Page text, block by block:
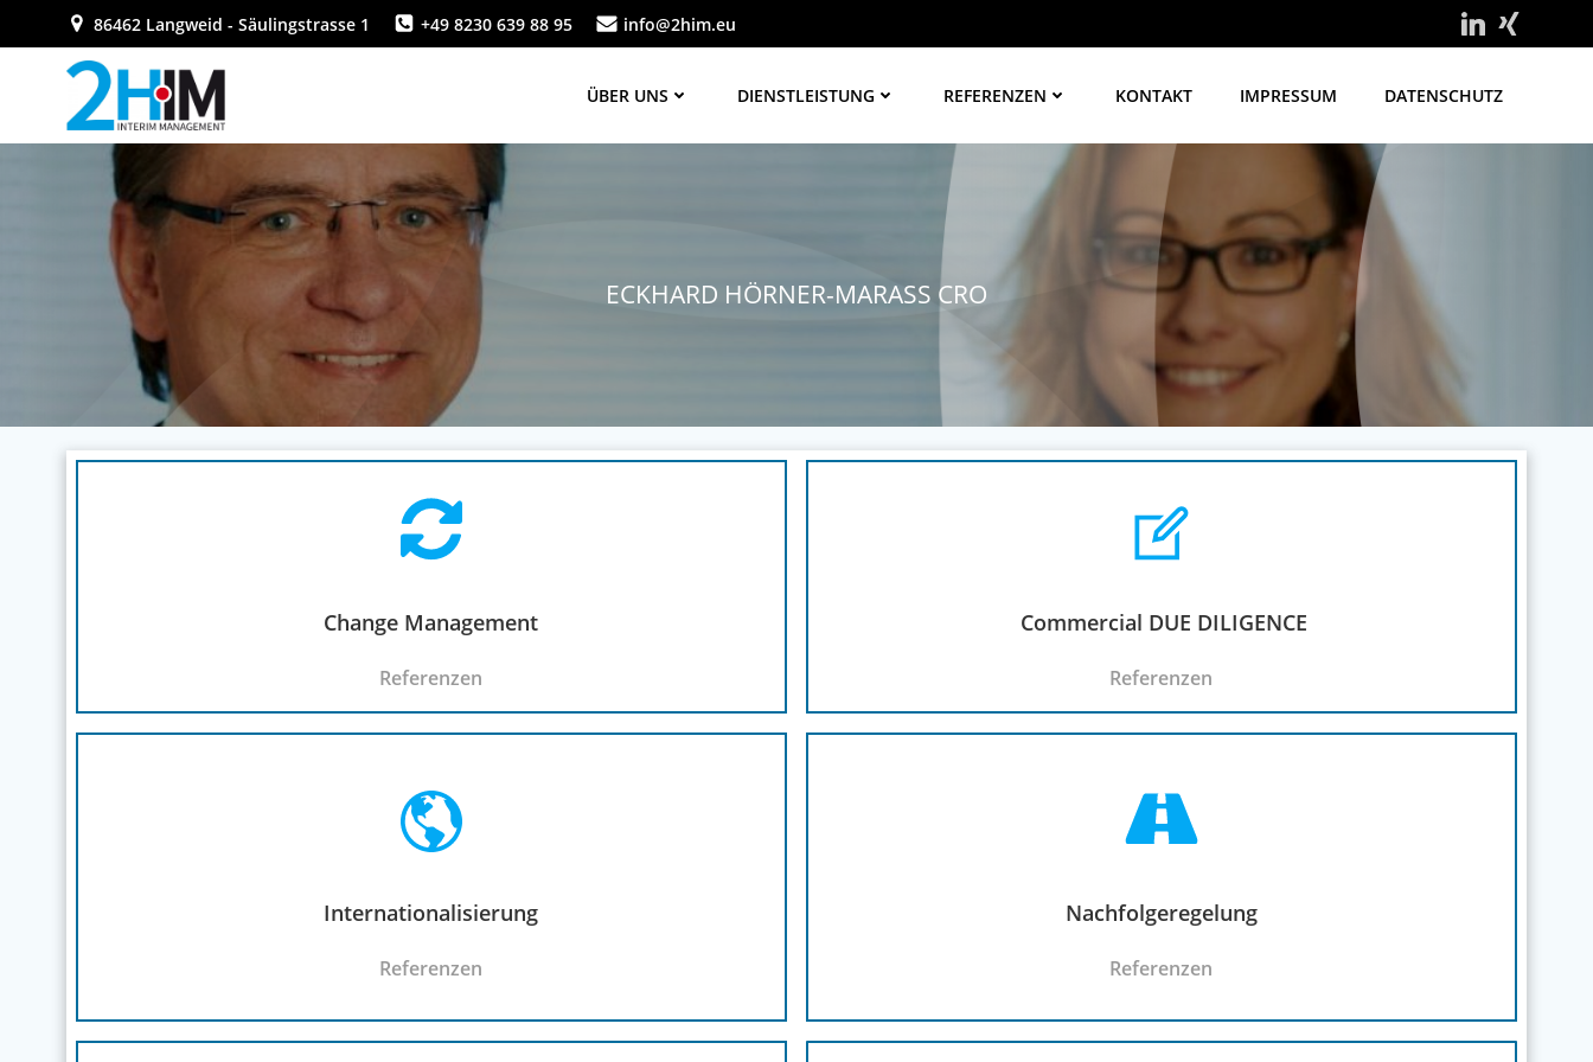
Inhalt
springen
86462 Langweid - Säulingstrasse 1 +49 8230 639 88 95 info@2him.eu
ÜBER UNS DIENSTLEISTUNG REFERENZEN KONTAKT IMPRESSUM DATENSCHUTZ
ECKHARD HÖRNER-MARASS CRO
Change Management
Referenzen
Commercial DUE DILIGENCE
Referenzen
Internationalisierung
Referenzen
Nachfolgeregelung
Referenzen